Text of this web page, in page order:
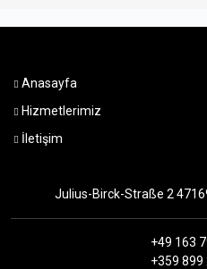
Anasayfa
Hizmetlerimiz
İletişim
Julius-Birck-Straße 2
+49 163
+359 899